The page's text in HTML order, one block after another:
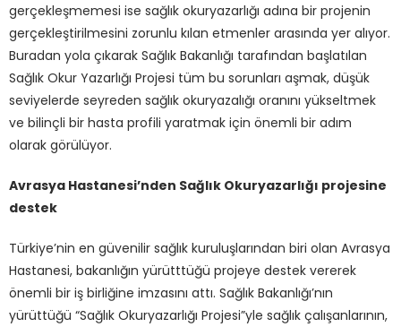
gerçekleşmemesi ise sağlık okuryazarlığı adına bir projenin
gerçekleştirilmesini zorunlu kılan etmenler arasında yer alıyor.
Buradan yola çıkarak Sağlık Bakanlığı tarafından başlatılan
Sağlık Okur Yazarlığı Projesi tüm bu sorunları aşmak, düşük
seviyelerde seyreden sağlık okuryazalığı oranını yükseltmek
ve bilinçli bir hasta profili yaratmak için önemli bir adım
olarak görülüyor.
Avrasya Hastanesi’nden Sağlık Okuryazarlığı projesine
destek
Türkiye’nin en güvenilir sağlık kuruluşlarından biri olan Avrasya
Hastanesi, bakanlığın yürütttüğü projeye destek vererek
önemli bir iş birliğine imzasını attı. Sağlık Bakanlığı’nın
yürüttüğü “Sağlık Okuryazarlığı Projesi”yle sağlık çalışanlarının,